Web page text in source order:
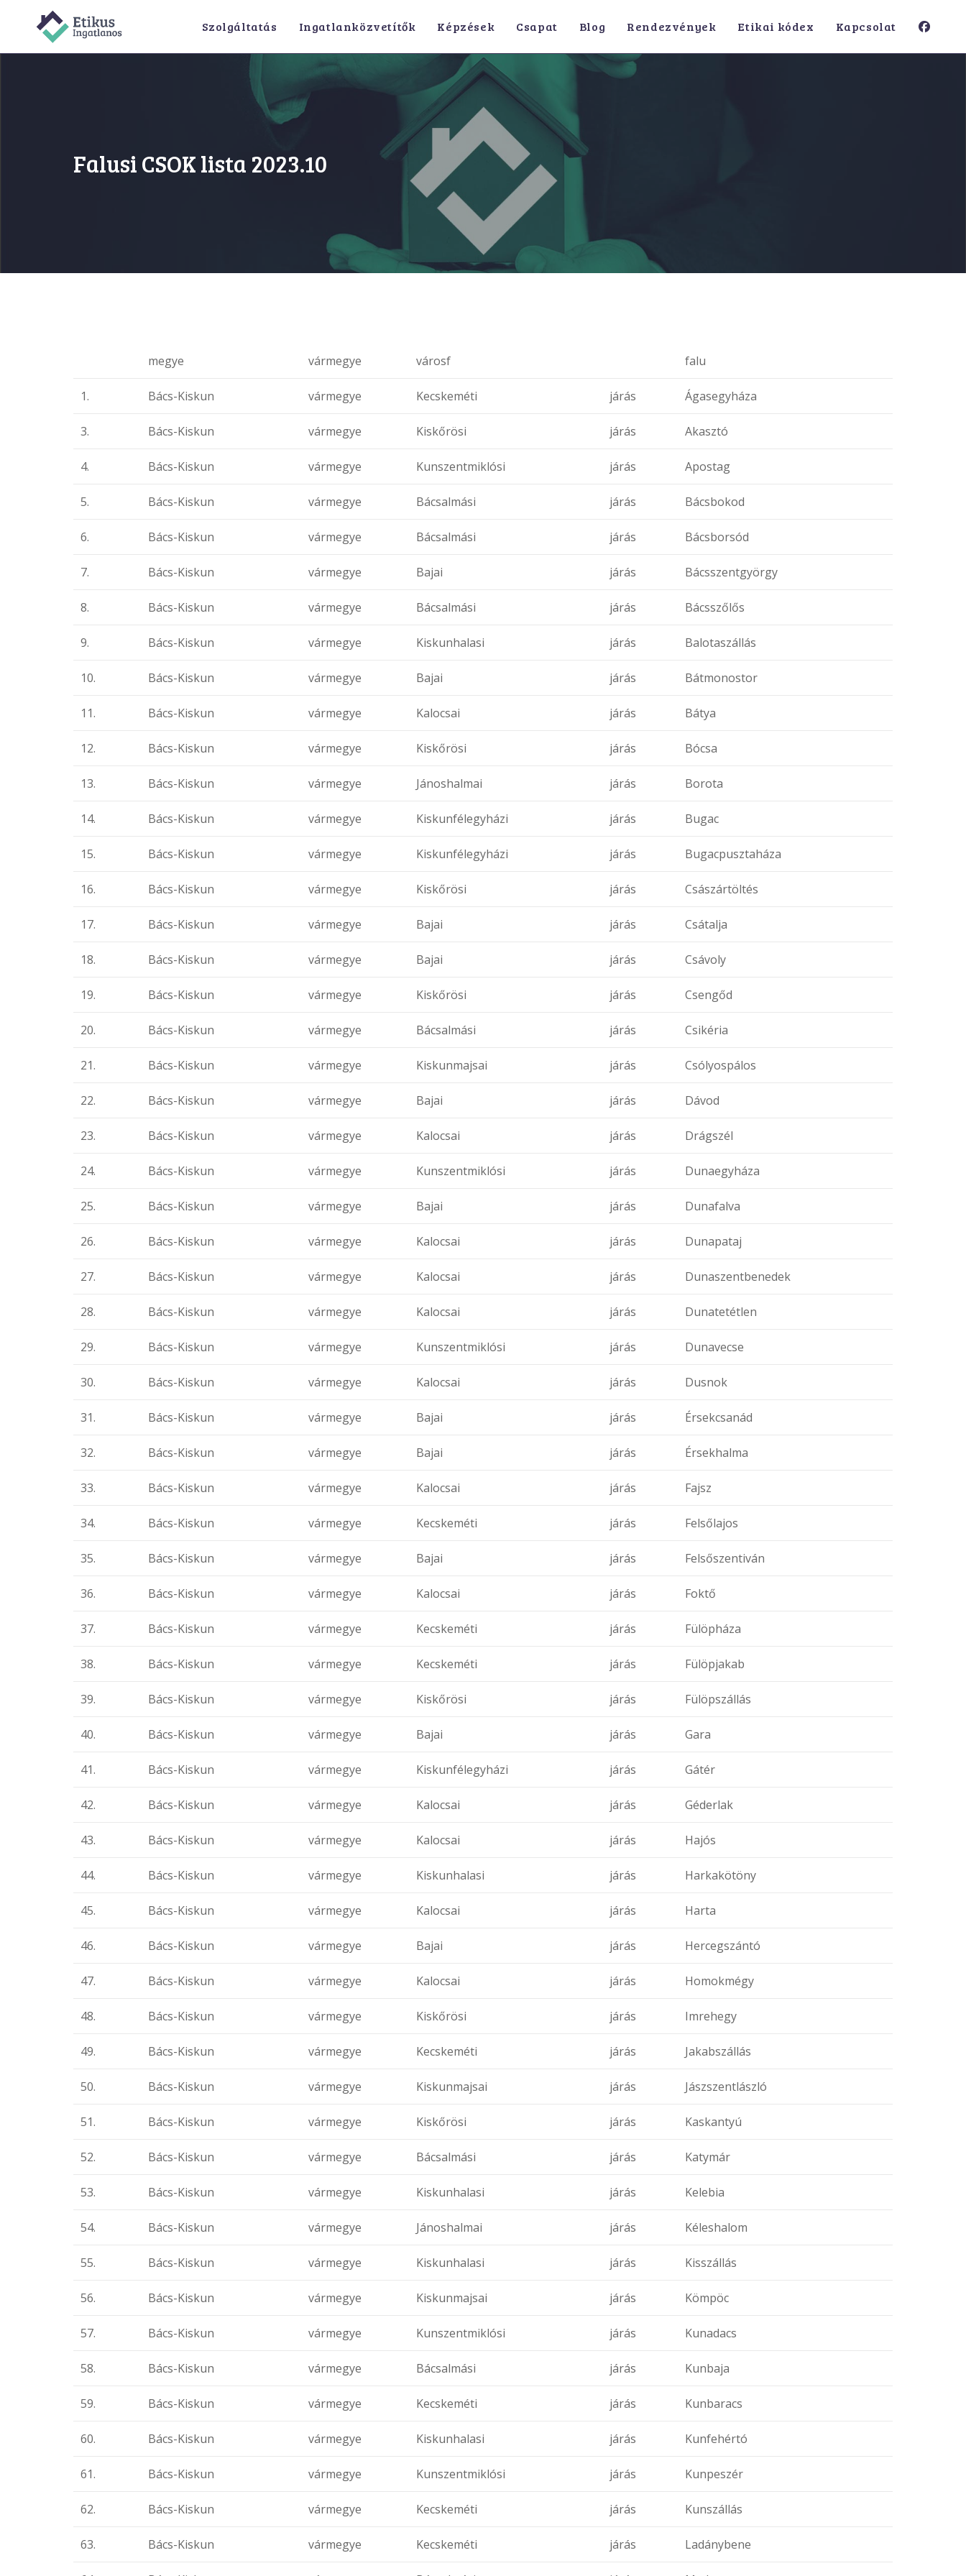
Szolgáltatás Ingatlanközvetítők Képzések Csapat Blog Rendezvények Etikai kódex Kapcsolat
Falusi CSOK lista 2023.10
megye vármegye városf falu
1. Bács-Kiskun vármegye Kecskeméti járás Ágasegyháza
3. Bács-Kiskun vármegye Kiskőrösi járás Akasztó
4. Bács-Kiskun vármegye Kunszentmiklósi járás Apostag
5. Bács-Kiskun vármegye Bácsalmási járás Bácsbokod
6. Bács-Kiskun vármegye Bácsalmási járás Bácsborsód
7. Bács-Kiskun vármegye Bajai járás Bácsszentgyörgy
8. Bács-Kiskun vármegye Bácsalmási járás Bácsszőlős
9. Bács-Kiskun vármegye Kiskunhalasi járás Balotaszállás
10. Bács-Kiskun vármegye Bajai járás Bátmonostor
11. Bács-Kiskun vármegye Kalocsai járás Bátya
12. Bács-Kiskun vármegye Kiskőrösi járás Bócsa
13. Bács-Kiskun vármegye Jánoshalmai járás Borota
14. Bács-Kiskun vármegye Kiskunfélegyházi járás Bugac
15. Bács-Kiskun vármegye Kiskunfélegyházi járás Bugacpusztaháza
16. Bács-Kiskun vármegye Kiskőrösi járás Császártöltés
17. Bács-Kiskun vármegye Bajai járás Csátalja
18. Bács-Kiskun vármegye Bajai járás Csávoly
19. Bács-Kiskun vármegye Kiskőrösi járás Csengőd
20. Bács-Kiskun vármegye Bácsalmási járás Csikéria
21. Bács-Kiskun vármegye Kiskunmajsai járás Csólyospálos
22. Bács-Kiskun vármegye Bajai járás Dávod
23. Bács-Kiskun vármegye Kalocsai járás Drágszél
24. Bács-Kiskun vármegye Kunszentmiklósi járás Dunaegyháza
25. Bács-Kiskun vármegye Bajai járás Dunafalva
26. Bács-Kiskun vármegye Kalocsai járás Dunapataj
27. Bács-Kiskun vármegye Kalocsai járás Dunaszentbenedek
28. Bács-Kiskun vármegye Kalocsai járás Dunatetétlen
29. Bács-Kiskun vármegye Kunszentmiklósi járás Dunavecse
30. Bács-Kiskun vármegye Kalocsai járás Dusnok
31. Bács-Kiskun vármegye Bajai járás Érsekcsanád
32. Bács-Kiskun vármegye Bajai járás Érsekhalma
33. Bács-Kiskun vármegye Kalocsai járás Fajsz
34. Bács-Kiskun vármegye Kecskeméti járás Felsőlajos
35. Bács-Kiskun vármegye Bajai járás Felsőszentiván
36. Bács-Kiskun vármegye Kalocsai járás Foktő
37. Bács-Kiskun vármegye Kecskeméti járás Fülöpháza
38. Bács-Kiskun vármegye Kecskeméti járás Fülöpjakab
39. Bács-Kiskun vármegye Kiskőrösi járás Fülöpszállás
40. Bács-Kiskun vármegye Bajai járás Gara
41. Bács-Kiskun vármegye Kiskunfélegyházi járás Gátér
42. Bács-Kiskun vármegye Kalocsai járás Géderlak
43. Bács-Kiskun vármegye Kalocsai járás Hajós
44. Bács-Kiskun vármegye Kiskunhalasi járás Harkakötöny
45. Bács-Kiskun vármegye Kalocsai járás Harta
46. Bács-Kiskun vármegye Bajai járás Hercegszántó
47. Bács-Kiskun vármegye Kalocsai járás Homokmégy
48. Bács-Kiskun vármegye Kiskőrösi járás Imrehegy
49. Bács-Kiskun vármegye Kecskeméti járás Jakabszállás
50. Bács-Kiskun vármegye Kiskunmajsai járás Jászszentlászló
51. Bács-Kiskun vármegye Kiskőrösi járás Kaskantyú
52. Bács-Kiskun vármegye Bácsalmási járás Katymár
53. Bács-Kiskun vármegye Kiskunhalasi járás Kelebia
54. Bács-Kiskun vármegye Jánoshalmai járás Kéleshalom
55. Bács-Kiskun vármegye Kiskunhalasi járás Kisszállás
56. Bács-Kiskun vármegye Kiskunmajsai járás Kömpöc
57. Bács-Kiskun vármegye Kunszentmiklósi járás Kunadacs
58. Bács-Kiskun vármegye Bácsalmási járás Kunbaja
59. Bács-Kiskun vármegye Kecskeméti járás Kunbaracs
60. Bács-Kiskun vármegye Kiskunhalasi járás Kunfehértó
61. Bács-Kiskun vármegye Kunszentmiklósi járás Kunpeszér
62. Bács-Kiskun vármegye Kecskeméti járás Kunszállás
63. Bács-Kiskun vármegye Kecskeméti járás Ladánybene